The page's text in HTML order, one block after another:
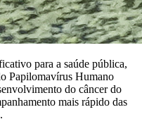
para a saúde pública,
Papilomavírus Humano
do câncer do
mais rápido das